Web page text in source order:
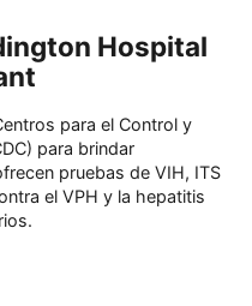
Hospital
para el Control y
para brindar
pruebas de VIH, ITS
el VPH y la hepatitis